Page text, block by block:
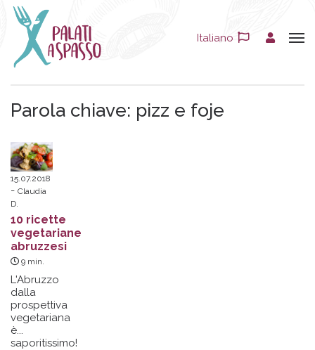
Italiano
Parola chiave: pizz e foje
15.07.2018
Claudia
D.
10 ricette
vegetariane
abruzzesi
9 min.
L'Abruzzo
dalla
prospettiva
vegetariana
è...
saporitissimo!